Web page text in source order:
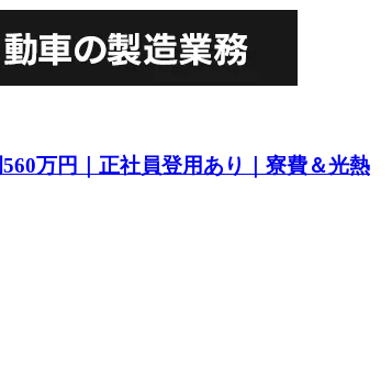
万円｜正社員登用あり｜寮費＆光熱